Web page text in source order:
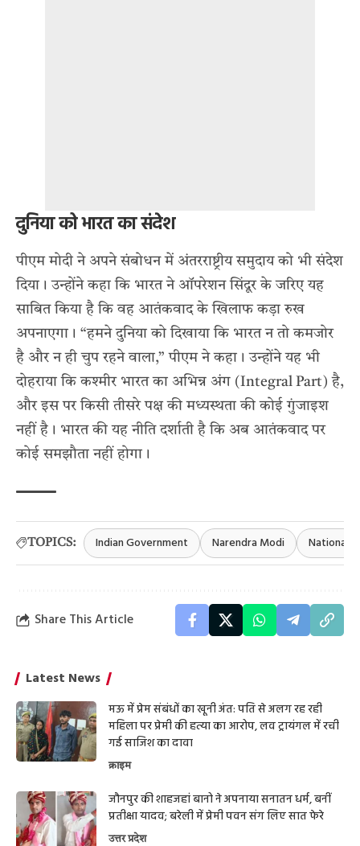
दुनिया को भारत का संदेश
पीएम मोदी ने अपने संबोधन में अंतरराष्ट्रीय समुदाय को भी संदेश
दिया। उन्होंने कहा कि भारत ने ऑपरेशन सिंदूर के जरिए यह
साबित किया है कि वह आतंकवाद के खिलाफ कड़ा रुख
अपनाएगा। “हमने दुनिया को दिखाया कि भारत न तो कमजोर
है और न ही चुप रहने वाला,” पीएम ने कहा। उन्होंने यह भी
दोहराया कि कश्मीर भारत का अभिन्न अंग (Integral Part) है,
और इस पर किसी तीसरे पक्ष की मध्यस्थता की कोई गुंजाइश
नहीं है। भारत की यह नीति दर्शाती है कि अब आतंकवाद पर
कोई समझौता नहीं होगा।
TOPICS: Indian Government Narendra Modi National
Share This Article
Latest News
मऊ में प्रेम संबंधों का खूनी अंत: पति से अलग रह रही
महिला पर प्रेमी की हत्या का आरोप, लव ट्रायंगल में रची
गई साजिश का दावा
क्राइम
जौनपुर की शाहजहां बानो ने अपनाया सनातन धर्म, बनीं
प्रतीक्षा यादव; बरेली में प्रेमी पवन संग लिए सात फेरे
उत्तर प्रदेश